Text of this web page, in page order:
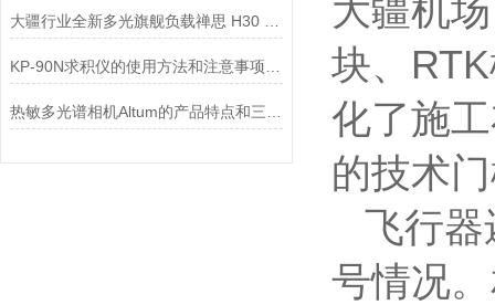
大疆机
块、
化了施
的技术
飞行器
号情况